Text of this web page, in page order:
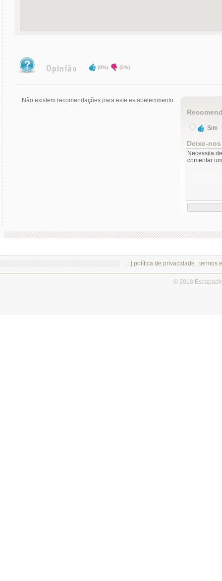
(0%) (0%)
Não existem recomendações para este estabelecimento.
Sim
Deixe-
.:: | política de privacidade termos
© 2018